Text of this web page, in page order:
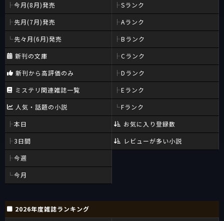
今月(8月)発売
先月(7月)発売
先々月(6月)発売
新刊の文庫
新刊から高評価のみ
ミステリ関連雑誌一覧
人気・話題の小説
本日
3日間
今週
今月
Sランク
Aランク
Bランク
Cランク
Dランク
Eランク
Fランク
お気に入り登録数
レビューが多い小説
2026年度雑誌ランキング